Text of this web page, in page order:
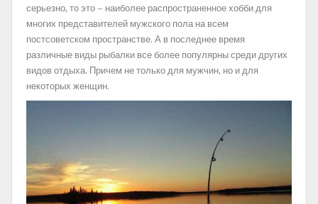
серьезно, то это – наиболее распространенное хобби для
многих представителей мужского пола на всем
постсоветском пространстве. А в последнее время
различные виды рыбалки все более популярны среди других
видов отдыха. Причем не только для мужчин, но и для
некоторых женщин.